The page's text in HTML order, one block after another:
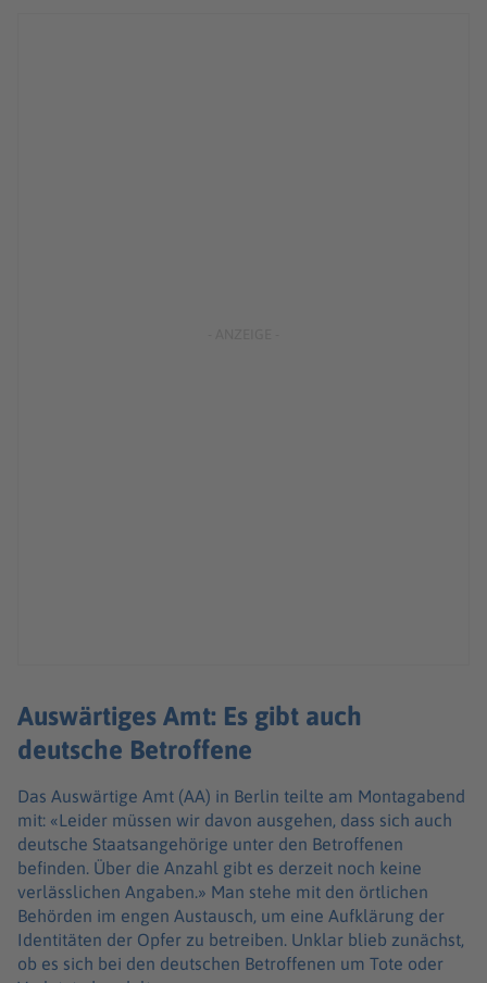
Auswärtiges Amt: Es gibt auch
deutsche Betroffene
Das Auswärtige Amt (AA) in Berlin teilte am Montagabend
mit: «Leider müssen wir davon ausgehen, dass sich auch
deutsche Staatsangehörige unter den Betroffenen
befinden. Über die Anzahl gibt es derzeit noch keine
verlässlichen Angaben.» Man stehe mit den örtlichen
Behörden im engen Austausch, um eine Aufklärung der
Identitäten der Opfer zu betreiben. Unklar blieb zunächst,
ob es sich bei den deutschen Betroffenen um Tote oder